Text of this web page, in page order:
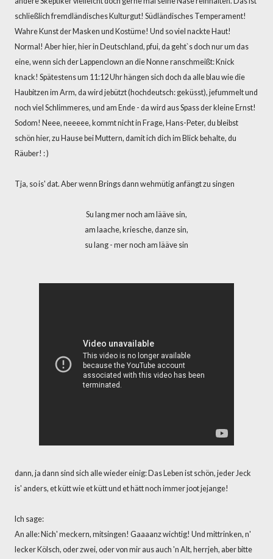
schließlich fremdländisches Kulturgut! Südländisches Temperament!
Wahre Kunst der Masken und Kostüme! Und so viel nackte Haut!
Normal! Aber hier, hier in Deutschland, pfui, da geht`s doch nur um das
eine, wenn sich der Lappenclown an die Nonne ranschmeißt: Knick
knack! Spätestens um 11:12 Uhr hängen sich doch da alle blau wie die
Haubitzen im Arm, da wird jebützt (hochdeutsch: geküsst), jefummelt und
noch viel Schlimmeres, und am Ende - da wird aus Spass der kleine Ernst!
Sodom! Neee, neeeee, kommt nicht in Frage, Hans-Peter, du bleibst
schön hier, zu Hause bei Muttern, damit ich dich im Blick behalte, du
Räuber! : )
Tja, so is' dat. Aber wenn Brings dann wehmütig anfängt zu singen
Su lang mer noch am lääve sin,
am laache, kriesche, danze sin,
su lang - mer noch am lääve sin
dann, ja dann sind sich alle wieder einig: Das Leben ist schön, jeder Jeck
is' anders, et kütt wie et kütt und et hätt noch immer joot jejange!
Ich sage:
An alle: Nich' meckern, mitsingen! Gaaaanz wichtig! Und mittrinken, n'
lecker Kölsch, oder zwei, oder von mir aus auch 'n Alt, herrjeh, aber bitte